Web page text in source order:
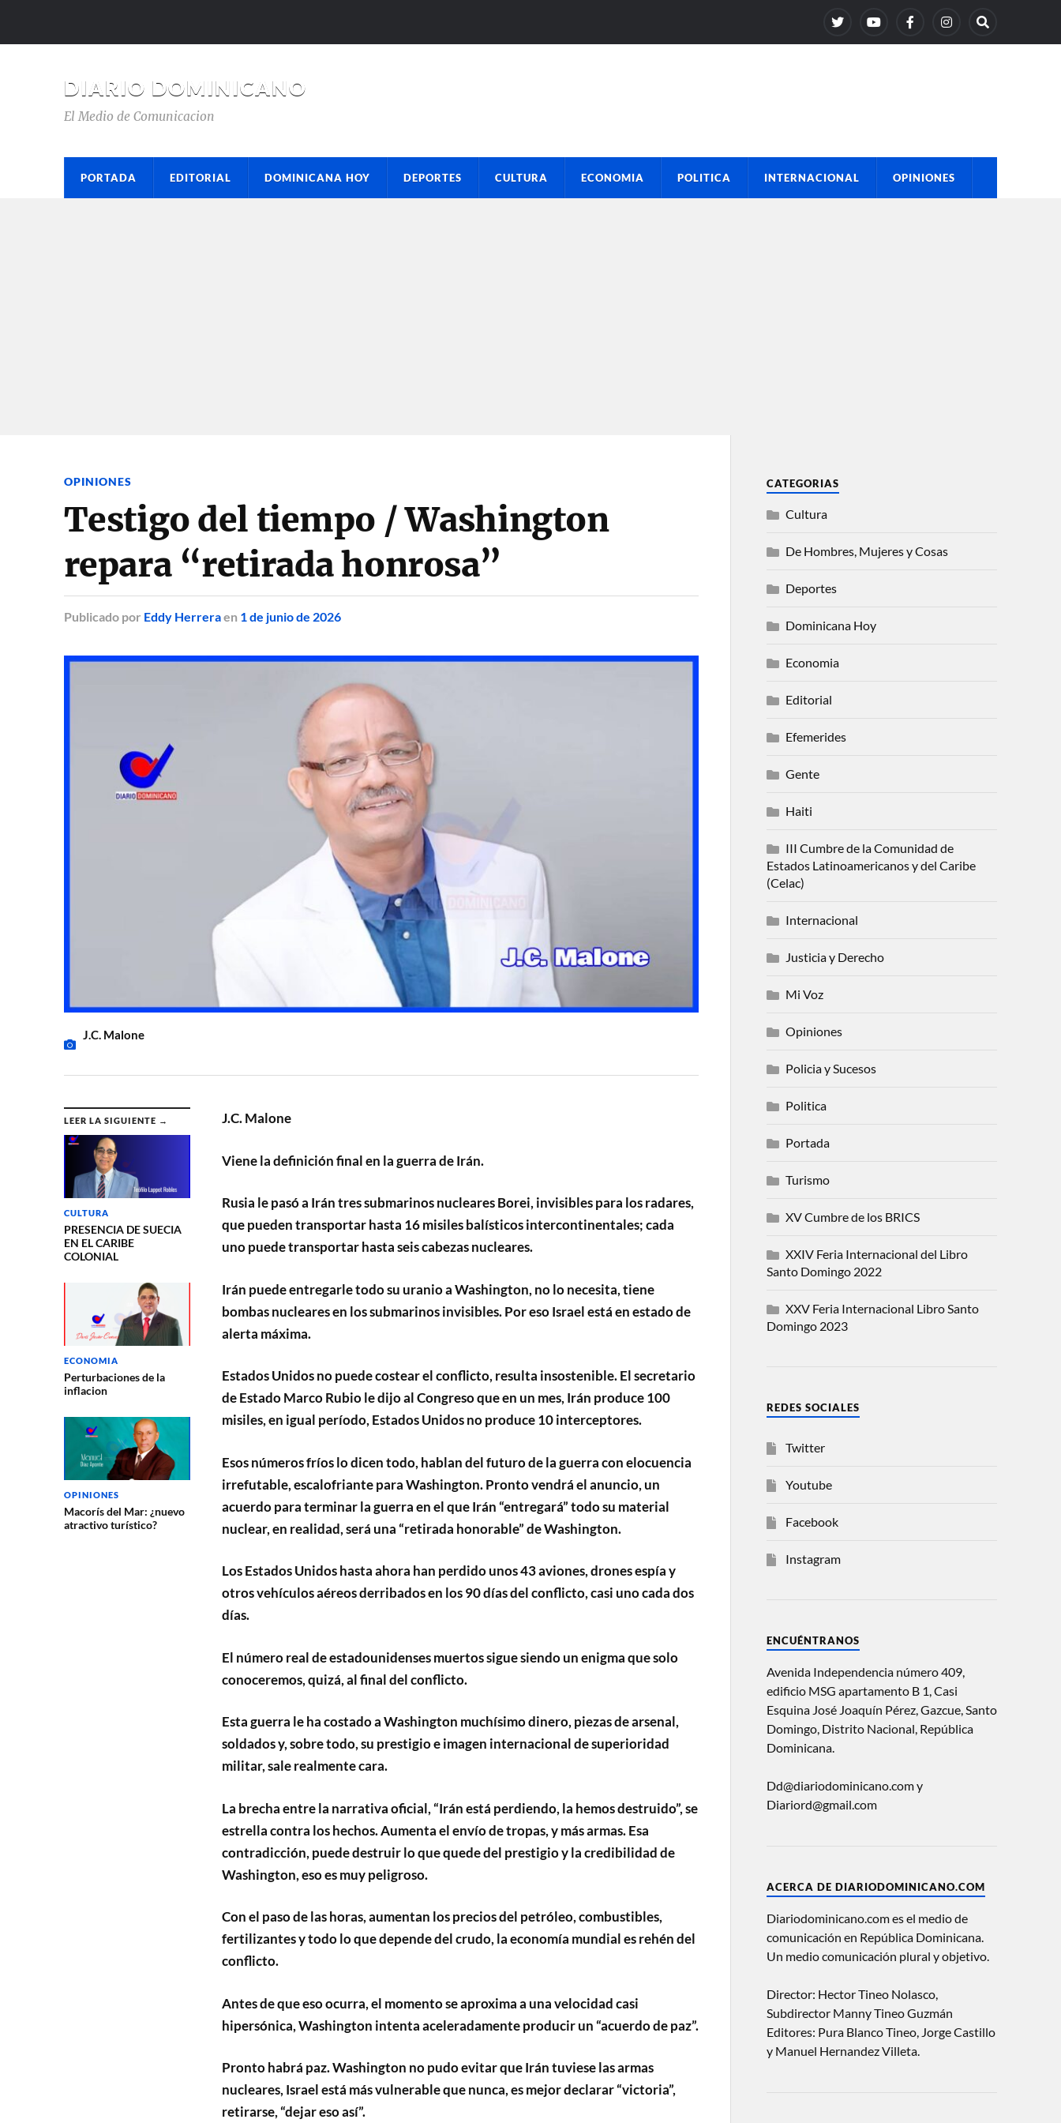
DIARIO DOMINICANO
El Medio de Comunicacion
PORTADA EDITORIAL DOMINICANA HOY DEPORTES CULTURA ECONOMIA POLITICA INTERNACIONAL OPINIONES
OPINIONES
Testigo del tiempo / Washington
repara “retirada honrosa”
Publicado por Eddy Herreraen 1 de junio de 2026
J.C. Malone
LEER LA SIGUIENTE →
CULTURA
PRESENCIA DE SUECIA
EN EL CARIBE
COLONIAL
ECONOMIA
Perturbaciones de la
inflacion
OPINIONES
Macorís del Mar: ¿nuevo
atractivo turístico?
J.C. Malone
Viene la definición final en la guerra de Irán.
Rusia le pasó a Irán tres submarinos nucleares Borei, invisibles para los radares,
que pueden transportar hasta 16 misiles balísticos intercontinentales; cada
uno puede transportar hasta seis cabezas nucleares.
Irán puede entregarle todo su uranio a Washington, no lo necesita, tiene
bombas nucleares en los submarinos invisibles. Por eso Israel está en estado de
alerta máxima.
Estados Unidos no puede costear el conflicto, resulta insostenible. El secretario
de Estado Marco Rubio le dijo al Congreso que en un mes, Irán produce 100
misiles, en igual período, Estados Unidos no produce 10 interceptores.
Esos números fríos lo dicen todo, hablan del futuro de la guerra con elocuencia
irrefutable, escalofriante para Washington. Pronto vendrá el anuncio, un
acuerdo para terminar la guerra en el que Irán “entregará” todo su material
nuclear, en realidad, será una “retirada honorable” de Washington.
Los Estados Unidos hasta ahora han perdido unos 43 aviones, drones espía y
otros vehículos aéreos derribados en los 90 días del conflicto, casi uno cada dos
días.
El número real de estadounidenses muertos sigue siendo un enigma que solo
conoceremos, quizá, al final del conflicto.
Esta guerra le ha costado a Washington muchísimo dinero, piezas de arsenal,
soldados y, sobre todo, su prestigio e imagen internacional de superioridad
militar, sale realmente cara.
La brecha entre la narrativa oficial, “Irán está perdiendo, la hemos destruido”, se
estrella contra los hechos. Aumenta el envío de tropas, y más armas. Esa
contradicción, puede destruir lo que quede del prestigio y la credibilidad de
Washington, eso es muy peligroso.
Con el paso de las horas, aumentan los precios del petróleo, combustibles,
fertilizantes y todo lo que depende del crudo, la economía mundial es rehén del
conflicto.
Antes de que eso ocurra, el momento se aproxima a una velocidad casi
hipersónica, Washington intenta aceleradamente producir un “acuerdo de paz”.
Pronto habrá paz. Washington no pudo evitar que Irán tuviese las armas
nucleares, Israel está más vulnerable que nunca, es mejor declarar “victoria”,
retirarse, “dejar eso así”.
CATEGORIAS
Cultura
De Hombres, Mujeres y Cosas
Deportes
Dominicana Hoy
Economia
Editorial
Efemerides
Gente
Haiti
III Cumbre de la Comunidad de
Estados Latinoamericanos y del Caribe
(Celac)
Internacional
Justicia y Derecho
Mi Voz
Opiniones
Policia y Sucesos
Politica
Portada
Turismo
XV Cumbre de los BRICS
XXIV Feria Internacional del Libro
Santo Domingo 2022
XXV Feria Internacional Libro Santo
Domingo 2023
REDES SOCIALES
Twitter
Youtube
Facebook
Instagram
ENCUÉNTRANOS
Avenida Independencia número 409,
edificio MSG apartamento B 1, Casi
Esquina José Joaquín Pérez, Gazcue, Santo
Domingo, Distrito Nacional, República
Dominicana.
Dd@diariodominicano.com y
Diariord@gmail.com
ACERCA DE DIARIODOMINICANO.COM
Diariodominicano.com es el medio de
comunicación en República Dominicana.
Un medio comunicación plural y objetivo.
Director: Hector Tineo Nolasco,
Subdirector Manny Tineo Guzmán
Editores: Pura Blanco Tineo, Jorge Castillo
y Manuel Hernandez Villeta.